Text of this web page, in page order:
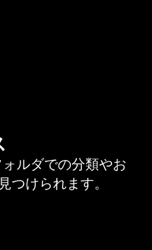
ルダでの分類やお
つけられます。